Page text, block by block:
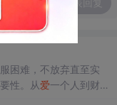
困难，不放弃直至实
性。从爱一个人到财务